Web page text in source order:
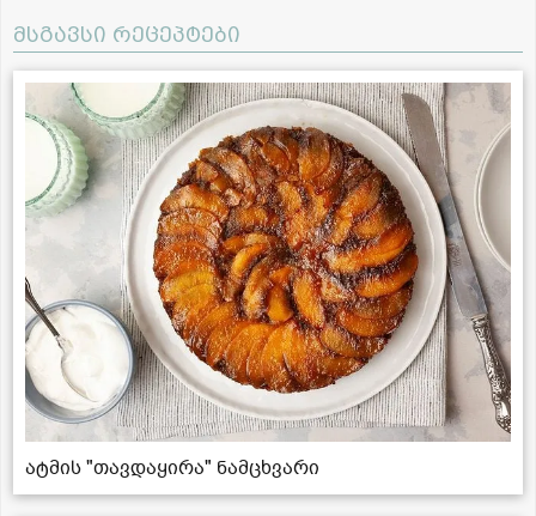
მსგავსი რეცეპტები
ატმის "თავდაყირა" ნამცხვარი